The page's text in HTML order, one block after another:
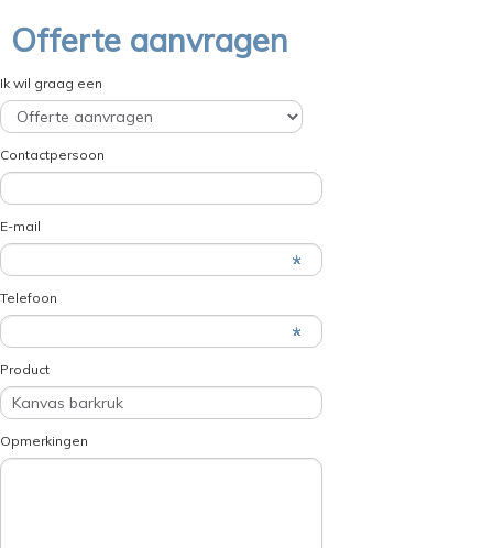
Offerte aanvragen
Ik wil graag een
Contactpersoon
E-mail
Telefoon
Product
Opmerkingen